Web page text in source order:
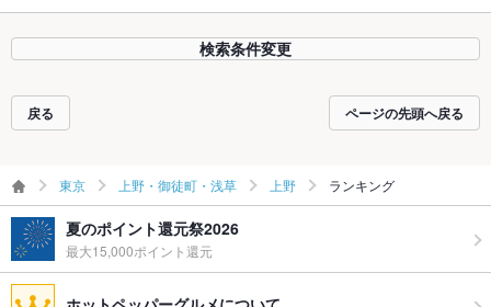
検索条件変更
戻る ページの先頭へ戻る
東京 上野・御徒町・浅草 上野 ランキング
夏のポイント還元祭2026
最大15,000ポイント還元